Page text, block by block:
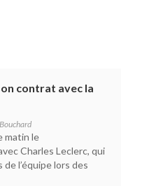
contrat avec la
matin le
Charles Leclerc, qui
l’équipe lors des